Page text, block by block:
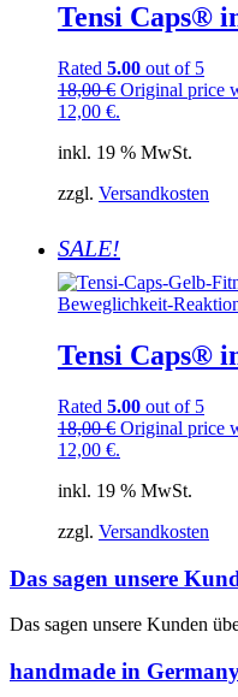
Tensi Caps®
Rated 5.00 out of 5
18,00€ Original price
12,00 €.
inkl. 19 % MwSt.
zzgl. Versandkosten
SALE!
Tensi Caps®
Rated 5.00 out of 5
18,00€ Original price
12,00 €.
inkl. 19 % MwSt.
zzgl. Versandkosten
Das sagen unsere
Das sagen unsere Kunden
handmade in